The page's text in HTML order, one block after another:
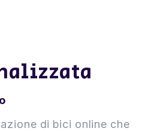
di bici online che